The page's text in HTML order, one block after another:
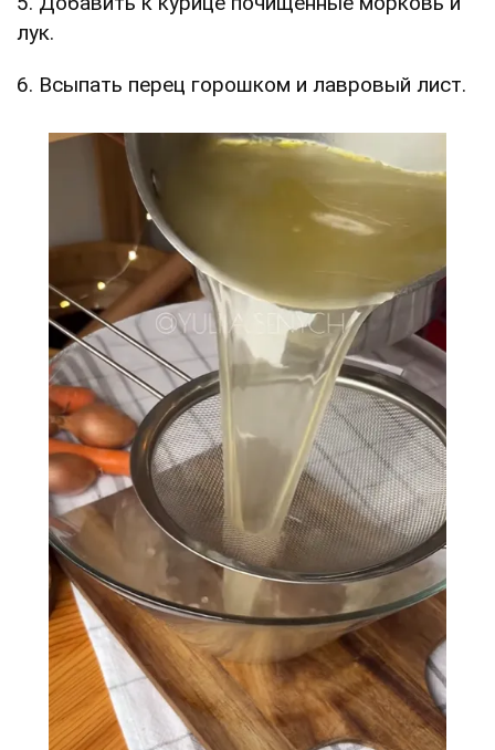
лук.
6. Всыпать перец горошком и лавровый лист.